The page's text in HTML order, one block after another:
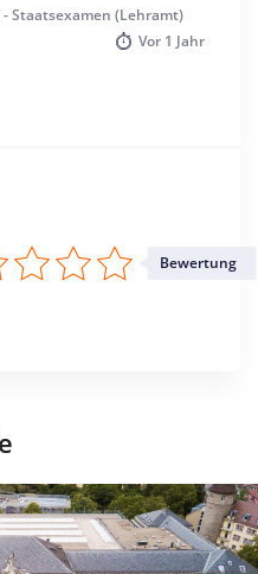
Staatsexamen (Lehramt)
Vor 1 Jahr
Bewertung